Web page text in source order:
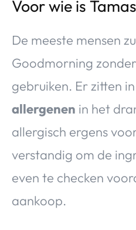
Voor wie is
De meeste mensen
Goodmorning
gebruiken. Er zitten
allergenen in het
allergisch ergens
verstandig om de
even te checken
aankoop.